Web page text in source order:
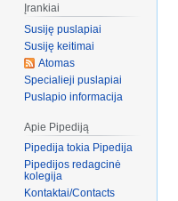
Įrankiai
Susiję puslapiai
Susiję keitimai
Atomas
Specialieji puslapiai
Puslapio informacija
Apie Pipediją
Pipedija tokia Pipedija
Pipedijos redagcinė
kolegija
Kontaktai/Contacts